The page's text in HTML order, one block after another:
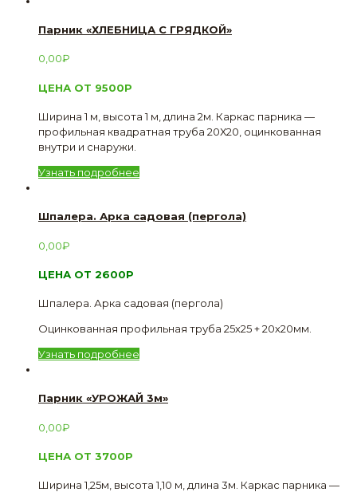
Парник «ХЛЕБНИЦА С ГРЯДКОЙ»
0,00₽
ЦЕНА ОТ 9500Р
Ширина 1 м, высота 1 м, длина 2м. Каркас парника —
профильная квадратная труба 20Х20, оцинкованная
внутри и снаружи.
Узнать подробнее
Шпалера. Арка садовая (пергола)
0,00₽
ЦЕНА ОТ 2600Р
Шпалера. Арка садовая (пергола)
Оцинкованная профильная труба 25х25 + 20х20мм.
Узнать подробнее
Парник «УРОЖАЙ 3м»
0,00₽
ЦЕНА ОТ 3700Р
Ширина 1,25м, высота 1,10 м, длина 3м. Каркас парника —